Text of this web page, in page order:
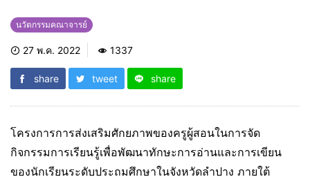
นวัตกรรมคณาจารย์
27 พ.ค. 2022 1337
share tweet share
โครงการการส่งเสริมศักยภาพของครูผู้สอนในการจัด
กิจกรรมการเรียนรู้เพื่อพัฒนาทักษะการอ่านและการเขียน
ของนักเรียนระดับประถมศึกษาในจังหวัดลำปาง ภายใต้